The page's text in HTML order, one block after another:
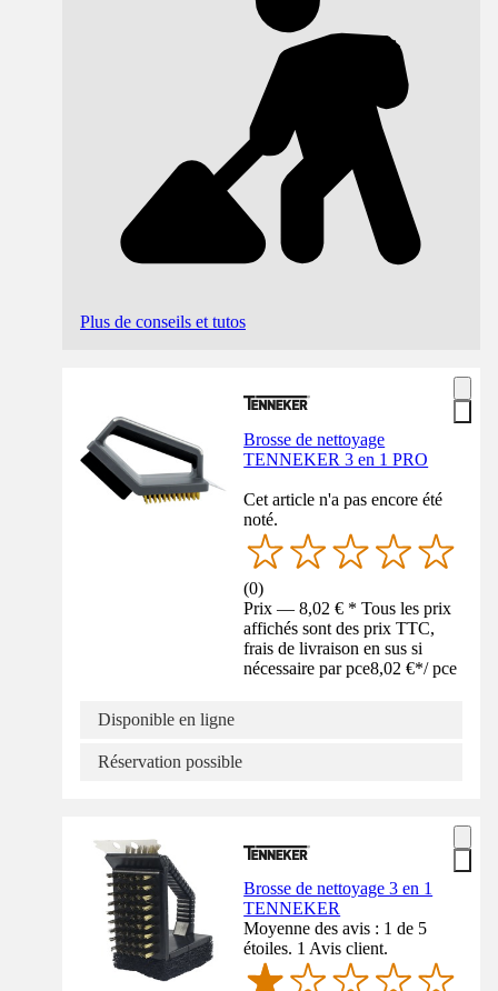
Plus de conseils et tutos
Brosse de nettoyage
TENNEKER 3 en 1 PRO
Cet article n'a pas encore été
noté.
(0)
Prix — 8,02 € * Tous les prix
affichés sont des prix TTC,
frais de livraison en sus si
nécessaire par pce8,02 €*/ pce
Disponible en ligne
Réservation possible
Brosse de nettoyage 3 en 1
TENNEKER
Moyenne des avis : 1 de 5
étoiles. 1 Avis client.